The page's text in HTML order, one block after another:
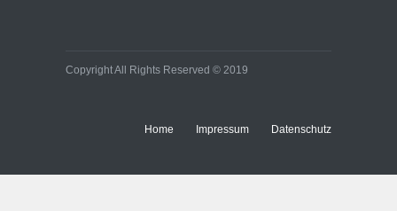
Copyright All Rights Reserved © 2019
Home Impressum Datenschutz